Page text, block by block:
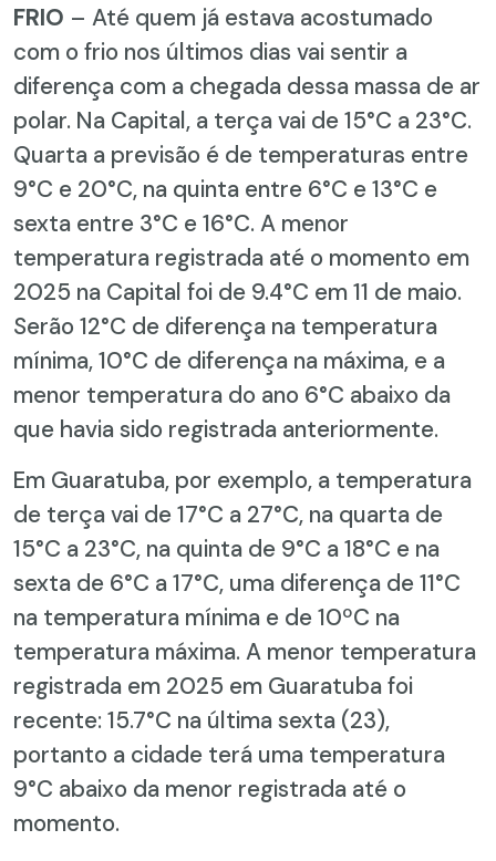
FRIO – Até quem já estava acostumado
com o frio nos últimos dias vai sentir a
diferença com a chegada dessa massa de ar
polar. Na Capital, a terça vai de 15°C a 23°C.
Quarta a previsão é de temperaturas entre
9°C e 20°C, na quinta entre 6°C e 13°C e
sexta entre 3°C e 16°C. A menor
temperatura registrada até o momento em
2025 na Capital foi de 9.4°C em 11 de maio.
Serão 12°C de diferença na temperatura
mínima, 10°C de diferença na máxima, e a
menor temperatura do ano 6°C abaixo da
que havia sido registrada anteriormente.
Em Guaratuba, por exemplo, a temperatura
de terça vai de 17°C a 27°C, na quarta de
15°C a 23°C, na quinta de 9°C a 18°C e na
sexta de 6°C a 17°C, uma diferença de 11°C
na temperatura mínima e de 10ºC na
temperatura máxima. A menor temperatura
registrada em 2025 em Guaratuba foi
recente: 15.7°C na última sexta (23),
portanto a cidade terá uma temperatura
9°C abaixo da menor registrada até o
momento.